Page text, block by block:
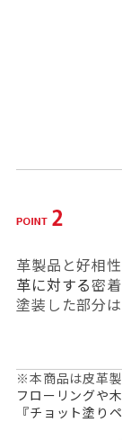
革製品と好相性
革に対する密
塗装した部分
※本商品は皮革
フローリングや
『チョット塗り